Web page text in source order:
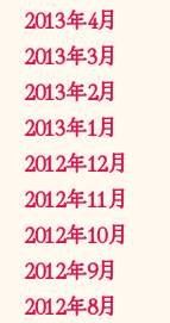
2013年4月
2013年3月
2013年2月
2013年1月
2012年12月
2012年11月
2012年10月
2012年9月
2012年8月